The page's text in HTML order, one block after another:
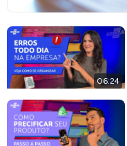
06:24